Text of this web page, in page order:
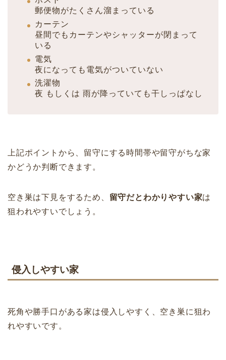
郵便物がたくさん溜まっている
カーテン
昼間でもカーテンやシャッターが閉まって
いる
電気
夜になっても電気がついていない
洗濯物
夜 もしくは 雨が降っていても干しっぱなし
上記ポイントから、留守にする時間帯や留守がちな家
かどうか判断できます。
空き巣は下見をするため、 留守だとわかりやすい家は
狙われやすいでしょう。
侵入しやすい家
死角や勝手口がある家は侵入しやすく、空き巣に狙わ
れやすいです。